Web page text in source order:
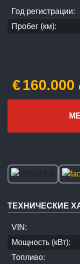
€160.000
Год регистрации:
Пробег (км):
ТЕХНИЧЕСКИЕ
VIN:
Мощность (кВт):
Топливо: